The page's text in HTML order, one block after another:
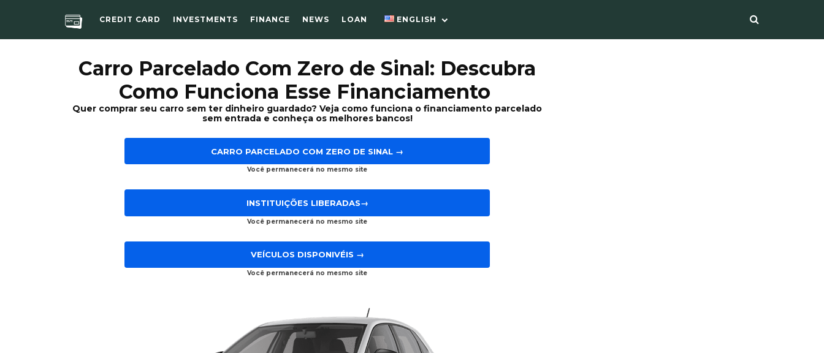
CREDIT CARD INVESTMENTS FINANCE NEWS LOAN ENGLISH
Carro Parcelado Com Zero de Sinal: Descubra
Como Funciona Esse Financiamento
Quer comprar seu carro sem ter dinheiro guardado? Veja como funciona o financiamento parcelado
sem entrada e conheça os melhores bancos!
CARRO PARCELADO COM ZERO DE SINAL →
Você permanecerá no mesmo site
INSTITUIÇÕES LIBERADAS→
Você permanecerá no mesmo site
VEÍCULOS DISPONIVÉIS →
Você permanecerá no mesmo site